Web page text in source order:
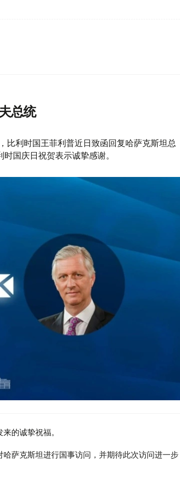
总统
比利时国王菲利普近日致函回复哈萨克斯坦总
国庆日祝贺表示诚挚感谢。
的诚挚祝福。
萨克斯坦进行国事访问，并期待此次访问进一步